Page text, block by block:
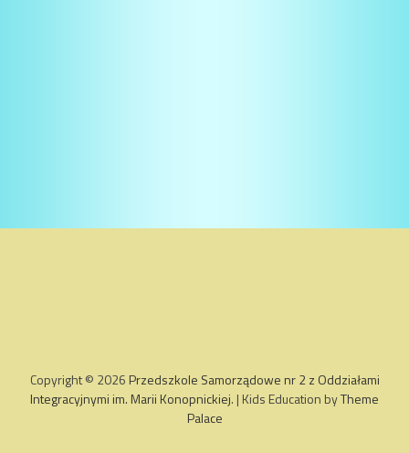
Copyright © 2026 Przedszkole Samorządowe nr 2 z Oddziałami
Integracyjnymi im. Marii Konopnickiej. | Kids Education byTheme
Palace